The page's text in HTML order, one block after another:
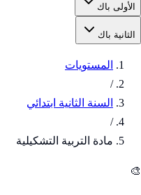
الأولى باك
الثانية باك
المستويات
/
السنة الثانية ابتدائي
/
مادة التربية التشكيلية
🎨